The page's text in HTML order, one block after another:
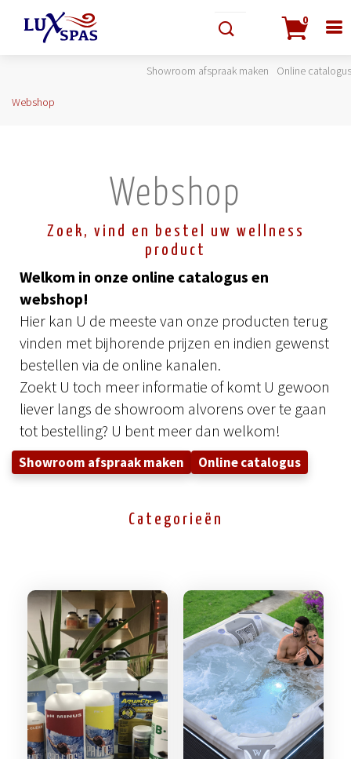
0
Showroom afspraak maken Online catalogus
Webshop
Webshop
Zoek, vind en bestel uw wellness
product
Welkom in onze online catalogus en
webshop!
Hier kan U de meeste van onze producten terug
vinden met bijhorende prijzen en indien gewenst
bestellen via de online kanalen.
Zoekt U toch meer informatie of komt U gewoon
liever langs de showroom alvorens over te gaan
tot bestelling? U bent meer dan welkom!
Showroom afspraak maken Online catalogus
Categorieën